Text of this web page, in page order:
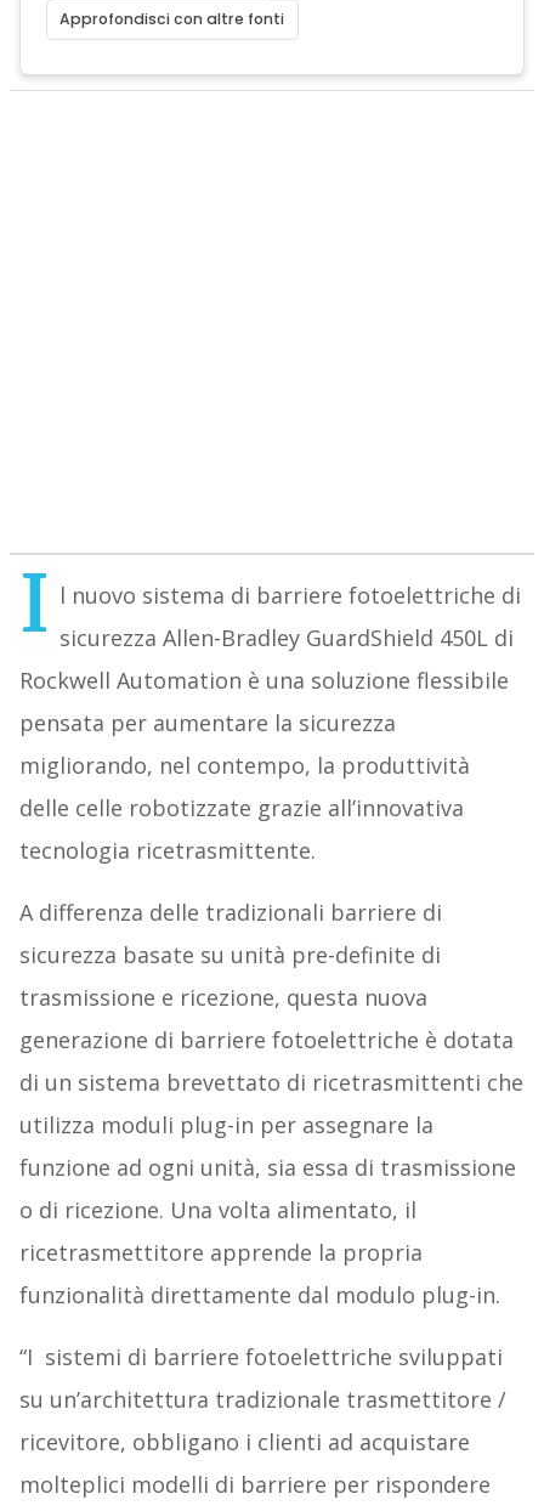
Approfondisci con altre fonti
I l nuovo sistema di barriere fotoelettriche di
sicurezza Allen-Bradley GuardShield 450L di
Rockwell Automation è una soluzione flessibile
pensata per aumentare la sicurezza
migliorando, nel contempo, la produttività
delle celle robotizzate grazie all’innovativa
tecnologia ricetrasmittente.
A differenza delle tradizionali barriere di
sicurezza basate su unità pre-definite di
trasmissione e ricezione, questa nuova
generazione di barriere fotoelettriche è dotata
di un sistema brevettato di ricetrasmittenti che
utilizza moduli plug-in per assegnare la
funzione ad ogni unità, sia essa di trasmissione
o di ricezione. Una volta alimentato, il
ricetrasmettitore apprende la propria
funzionalità direttamente dal modulo plug-in.
“I sistemi di barriere fotoelettriche sviluppati
su un’architettura tradizionale trasmettitore /
ricevitore, obbligano i clienti ad acquistare
molteplici modelli di barriere per rispondere